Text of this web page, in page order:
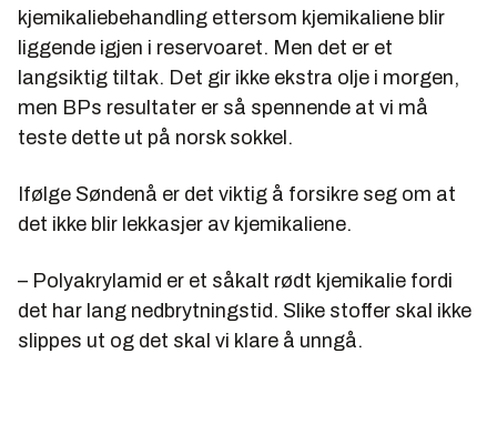
kjemikaliebehandling ettersom kjemikaliene blir
liggende igjen i reservoaret. Men det er et
langsiktig tiltak. Det gir ikke ekstra olje i morgen,
men BPs resultater er så spennende at vi må
teste dette ut på norsk sokkel.
Ifølge Søndenå er det viktig å forsikre seg om at
det ikke blir lekkasjer av kjemikaliene.
– Polyakrylamid er et såkalt rødt kjemikalie fordi
det har lang nedbrytningstid. Slike stoffer skal ikke
slippes ut og det skal vi klare å unngå.